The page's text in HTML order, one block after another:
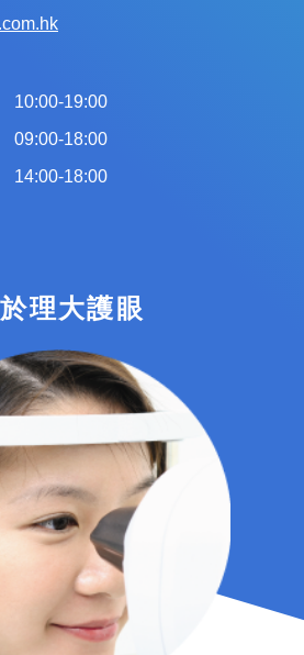
10:00-19:00
09:00-18:00
14:00-18:00
理大護眼